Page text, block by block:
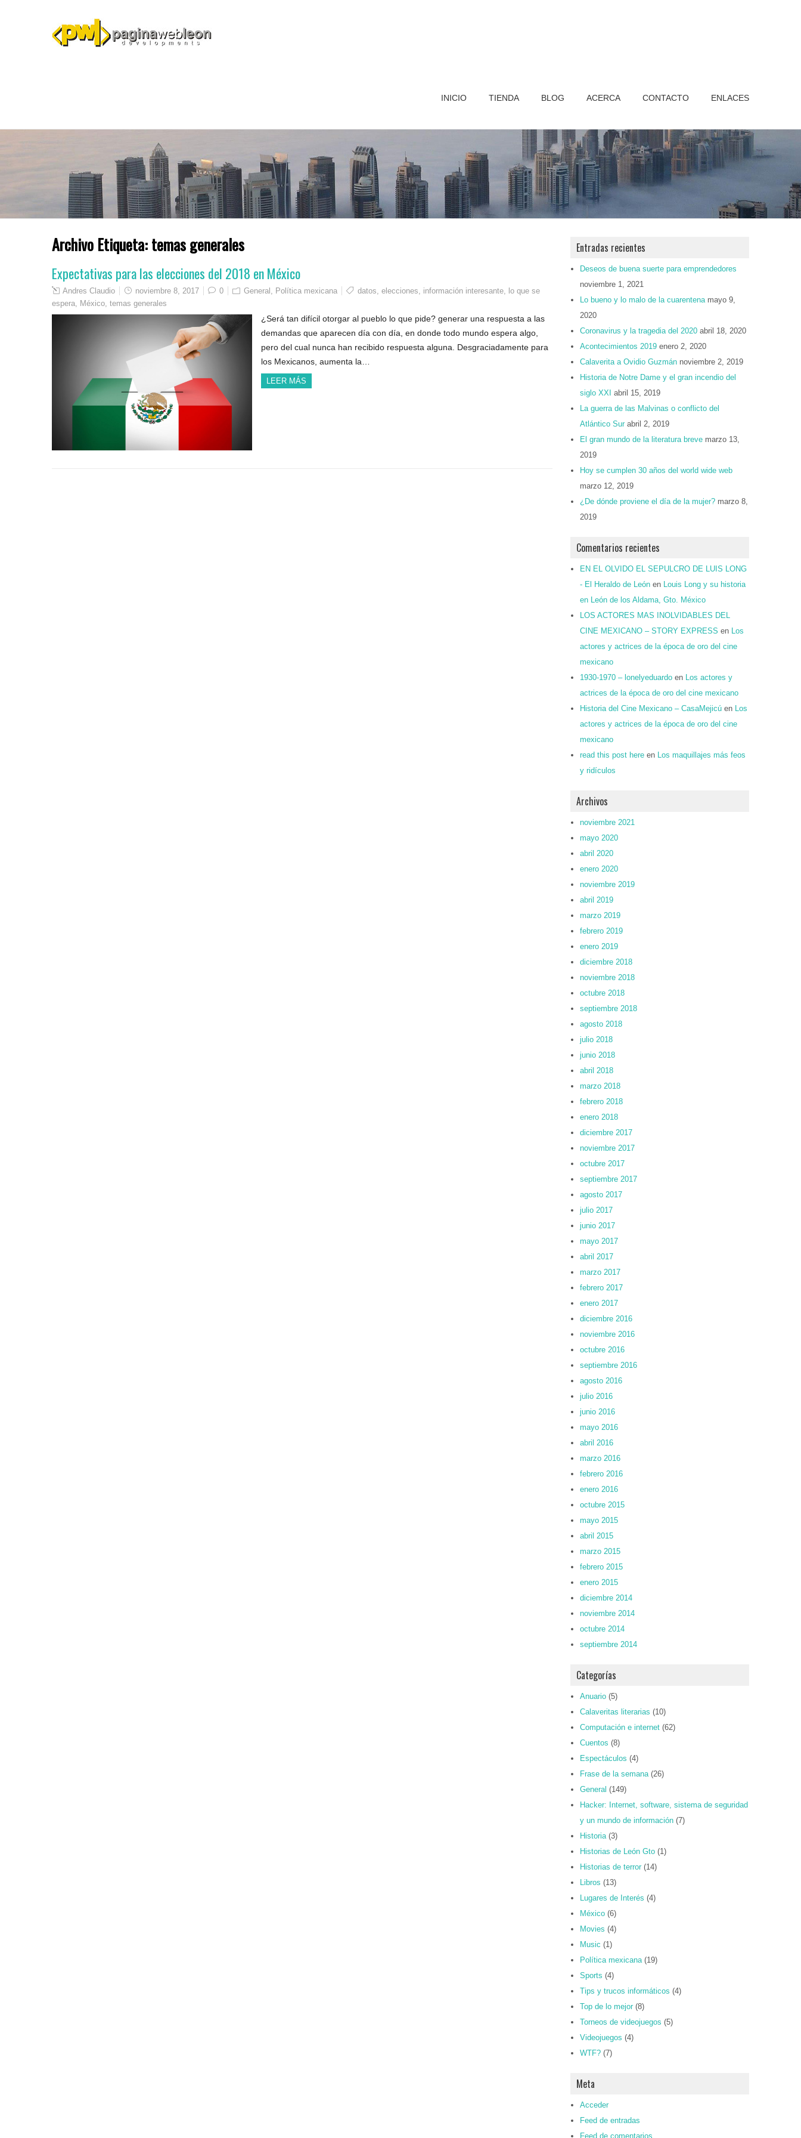
INICIO TIENDA BLOG ACERCA CONTACTO ENLACES
Archivo Etiqueta:temas generales
Expectativas para las elecciones del 2018 en México
Andres Claudio noviembre 8, 2017 0 General , Política mexicana datos, elecciones, información interesante, lo que se
espera, México, temas generales
¿Será tan difícil otorgar al pueblo lo que pide? generar una respuesta a las
demandas que aparecen día con día, en donde todo mundo espera algo,
pero del cual nunca han recibido respuesta alguna. Desgraciadamente para
los Mexicanos, aumenta la…
LEER MÁS
Entradas recientes
Deseos de buena suerte para emprendedores
noviembre 1, 2021
Lo bueno y lo malo de la cuarentena mayo 9,
2020
Coronavirus y la tragedia del 2020 abril 18, 2020
Acontecimientos 2019 enero 2, 2020
Calaverita a Ovidio Guzmán noviembre 2, 2019
Historia de Notre Dame y el gran incendio del
siglo XXI abril 15, 2019
La guerra de las Malvinas o conflicto del
Atlántico Sur abril 2, 2019
El gran mundo de la literatura breve marzo 13,
2019
Hoy se cumplen 30 años del world wide web
marzo 12, 2019
¿De dónde proviene el día de la mujer? marzo 8,
2019
Comentarios recientes
EN EL OLVIDO EL SEPULCRO DE LUIS LONG
- El Heraldo de León en Louis Long y su historia
en León de los Aldama, Gto. México
LOS ACTORES MAS INOLVIDABLES DEL
CINE MEXICANO – STORY EXPRESS en Los
actores y actrices de la época de oro del cine
mexicano
1930-1970 – lonelyeduardo en Los actores y
actrices de la época de oro del cine mexicano
Historia del Cine Mexicano – CasaMejicú en Los
actores y actrices de la época de oro del cine
mexicano
read this post here en Los maquillajes más feos
y ridículos
Archivos
noviembre 2021
mayo 2020
abril 2020
enero 2020
noviembre 2019
abril 2019
marzo 2019
febrero 2019
enero 2019
diciembre 2018
noviembre 2018
octubre 2018
septiembre 2018
agosto 2018
julio 2018
junio 2018
abril 2018
marzo 2018
febrero 2018
enero 2018
diciembre 2017
noviembre 2017
octubre 2017
septiembre 2017
agosto 2017
julio 2017
junio 2017
mayo 2017
abril 2017
marzo 2017
febrero 2017
enero 2017
diciembre 2016
noviembre 2016
octubre 2016
septiembre 2016
agosto 2016
julio 2016
junio 2016
mayo 2016
abril 2016
marzo 2016
febrero 2016
enero 2016
octubre 2015
mayo 2015
abril 2015
marzo 2015
febrero 2015
enero 2015
diciembre 2014
noviembre 2014
octubre 2014
septiembre 2014
Categorías
Anuario (5)
Calaveritas literarias (10)
Computación e internet (62)
Cuentos (8)
Espectáculos (4)
Frase de la semana(26)
General (149)
Hacker: Internet, software, sistema de seguridad
y un mundo de información (7)
Historia(3)
Historias de León Gto (1)
Historias de terror (14)
Libros (13)
Lugares de Interés (4)
México (6)
Movies (4)
Music (1)
Política mexicana(19)
Sports (4)
Tips y trucos informáticos (4)
Top de lo mejor (8)
Torneos de videojuegos (5)
Videojuegos (4)
WTF? (7)
Meta
Acceder
Feed de entradas
Feed de comentarios